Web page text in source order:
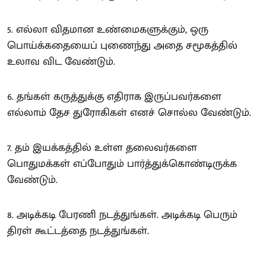
5. எல்லா விதமான உண்மைகளுக்கும், ஒரு
பொய்க்கதையைப் புணைந்து அதை சமூகத்தில்
உலாவ விட வேண்டும்.
6. தங்கள் கருத்துக்கு எதிராக இருப்பவர்களை
எல்லாம் தேச துரோகிகள் எனச் சொல்ல வேண்டும்.
7. தம் இயக்கத்தில் உள்ள தலைவர்களை
பொதுமக்கள் எப்போதும் பார்த்துக்கொண்டிருக்க
வேண்டும்.
8. அடிக்கடி பேரணி நடத்துங்கள். அடிக்கடி பெரும்
திரள் கூட்டத்தை நடத்துங்கள்.